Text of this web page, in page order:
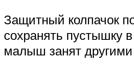
Защитный колпачок
сохранять пустышку
малыш занят